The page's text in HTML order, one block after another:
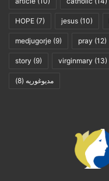
HOPE (7) jesus (10)
medjugorje (9) pray (12)
story (9) virginmary (13)
مديوغوريه (8)